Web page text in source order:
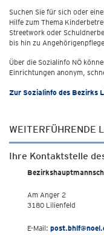
Suchen Sie für sich oder
Hilfe zum Thema
Streetwork oder
bis hin zu
Über die Sozialinfo NÖ
Einrichtungen anonym,
Zur Sozialinfo des Bezirks
WEITERFÜHRENDE
Ihre Kontaktstelle
Am Anger 2
3180 Lilienfeld
E-Mail: